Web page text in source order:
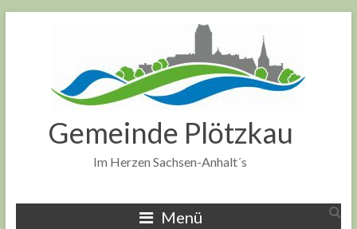
Gemeinde Plötzkau
Im Herzen Sachsen-Anhalt´s
Menü